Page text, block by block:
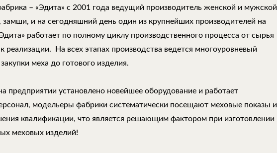
– «Эдита» с 2001 года ведущий производитель женской и мужской
и на сегодняшний день один из крупнейших производителей на
работает по полному циклу производственного процесса от сырья
реализации. На всех этапах производства ведется многоуровневый
меха до готового изделия.
предприятии установлено новейшее оборудование и работает
модельеры фабрики систематически посещают меховые показы и
квалификации, что является решающим фактором при изготовлении
меховых изделий!